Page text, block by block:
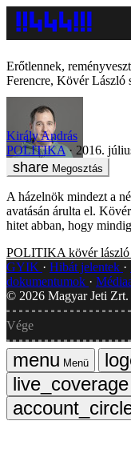
Erőtlennek,
Ferencre, Kövér László
Király András
POLITIKA
2016.
Megosztás
A házelnök mindezt a
avatásán árulta el.
hitet abban, hogy
POLITIKA kövér lászló
GYIK
Hibát jelentek
dokumentumok
© 2026 Magyar Jeti Zrt.
Vége
Menü